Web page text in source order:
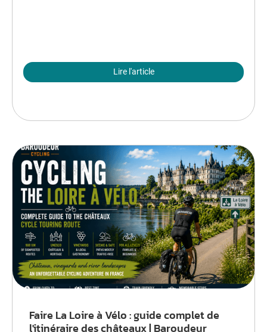
Lire l'article
Faire La Loire à Vélo : guide complet de
l'itinéraire des châteaux | Baroudeur